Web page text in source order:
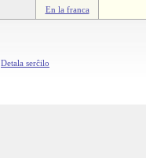
En la franca
Detala serĉilo